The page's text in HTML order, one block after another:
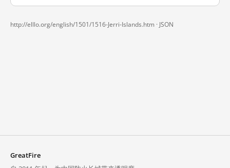
http://elllo.org/english/1501/1516-Jerri-Islands.htm · JSON
GreatFire